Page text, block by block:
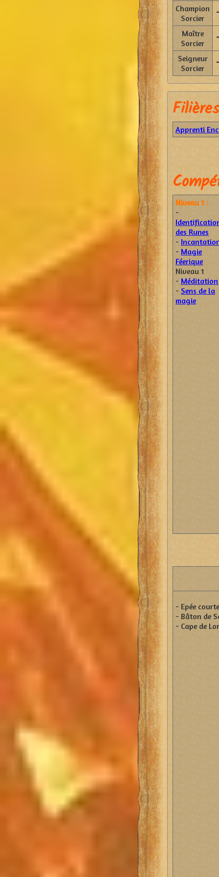
Champion
Sorcier
Maître
Sorcier
Seigneur
Sorcier
Apprenti
Niveau 1 :
-
des Runes
-
- Magie
Féerique
Niveau 1
- Méditation
- Sens de la
magie
- Epée
- Bâton de
- Cape de